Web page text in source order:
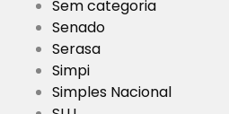
Sem categoria
Senado
Serasa
Simpi
Simples Nacional